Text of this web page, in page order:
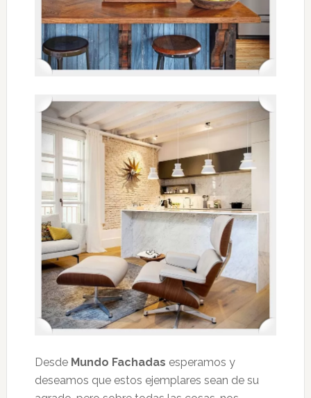
Desde Mundo Fachadas esperamos y
deseamos que estos ejemplares sean de su